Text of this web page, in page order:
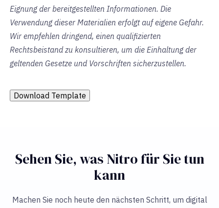
Eignung der bereitgestellten Informationen. Die
Verwendung dieser Materialien erfolgt auf eigene Gefahr.
Wir empfehlen dringend, einen qualifizierten
Rechtsbeistand zu konsultieren, um die Einhaltung der
geltenden Gesetze und Vorschriften sicherzustellen.
Download Template
Sehen Sie, was Nitro für Sie tun
kann
Machen Sie noch heute den nächsten Schritt, um digital